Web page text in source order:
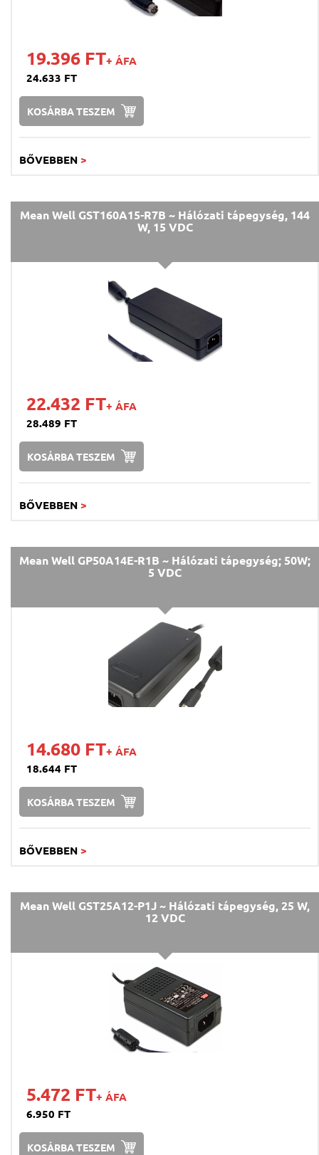
19.396 FT+ ÁFA
24.633 FT
KOSÁRBA TESZEM
BŐVEBBEN >
Mean Well GST160A15-R7B ~ Hálózati tápegység, 144
W, 15 VDC
22.432 FT+ ÁFA
28.489 FT
KOSÁRBA TESZEM
BŐVEBBEN >
Mean Well GP50A14E-R1B ~ Hálózati tápegység; 50W;
5 VDC
14.680 FT+ ÁFA
18.644 FT
KOSÁRBA TESZEM
BŐVEBBEN >
Mean Well GST25A12-P1J ~ Hálózati tápegység, 25 W,
12 VDC
5.472 FT+ ÁFA
6.950 FT
KOSÁRBA TESZEM